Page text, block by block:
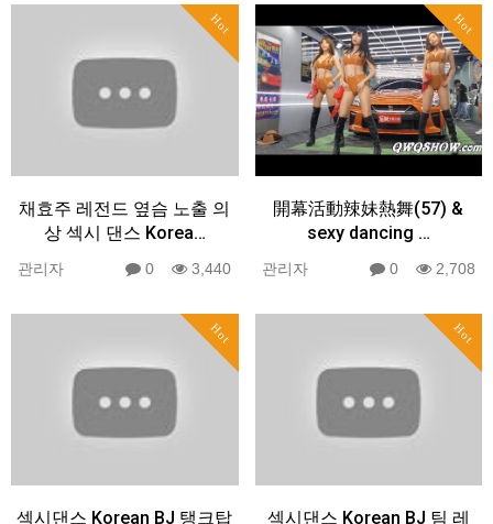
Hot
채효주 레전드 옆슴 노출 의
상 섹시 댄스 Korea…
관리자 0 3,440
Hot
開幕活動辣妹熱舞(57) &
sexy dancing …
관리자 0 2,708
Hot
섹시댄스 Korean BJ 탱크탑
Hot
섹시댄스 Korean BJ 팀 레